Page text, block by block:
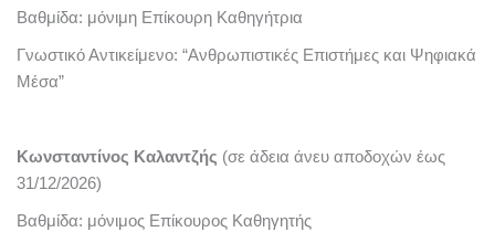
Βαθμίδα: μόνιμη Επίκουρη Καθηγήτρια
Γνωστικό Αντικείμενο: “Ανθρωπιστικές Επιστήμες και Ψηφιακά
Μέσα”
Κωνσταντίνος Καλαντζής (σε άδεια άνευ αποδοχών έως
31/12/2026)
Βαθμίδα: μόνιμος Επίκουρος Καθηγητής